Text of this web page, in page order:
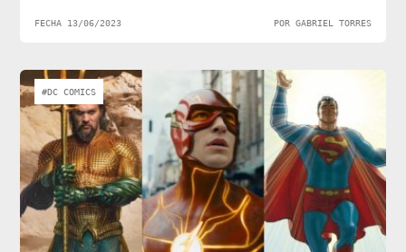
FECHA 13/06/2023 POR GABRIEL TORRES
#DC COMICS